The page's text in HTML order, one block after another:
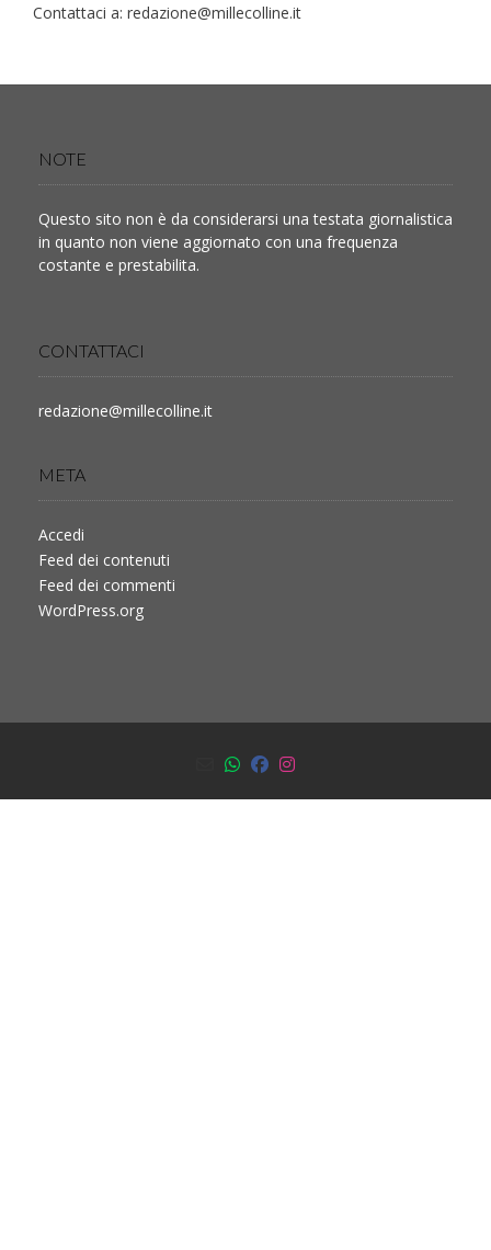
Contattaci a: redazione@millecolline.it
NOTE
Questo sito non è da considerarsi una testata giornalistica
in quanto non viene aggiornato con una frequenza
costante e prestabilita.
CONTATTACI
redazione@millecolline.it
META
Accedi
Feed dei contenuti
Feed dei commenti
WordPress.org